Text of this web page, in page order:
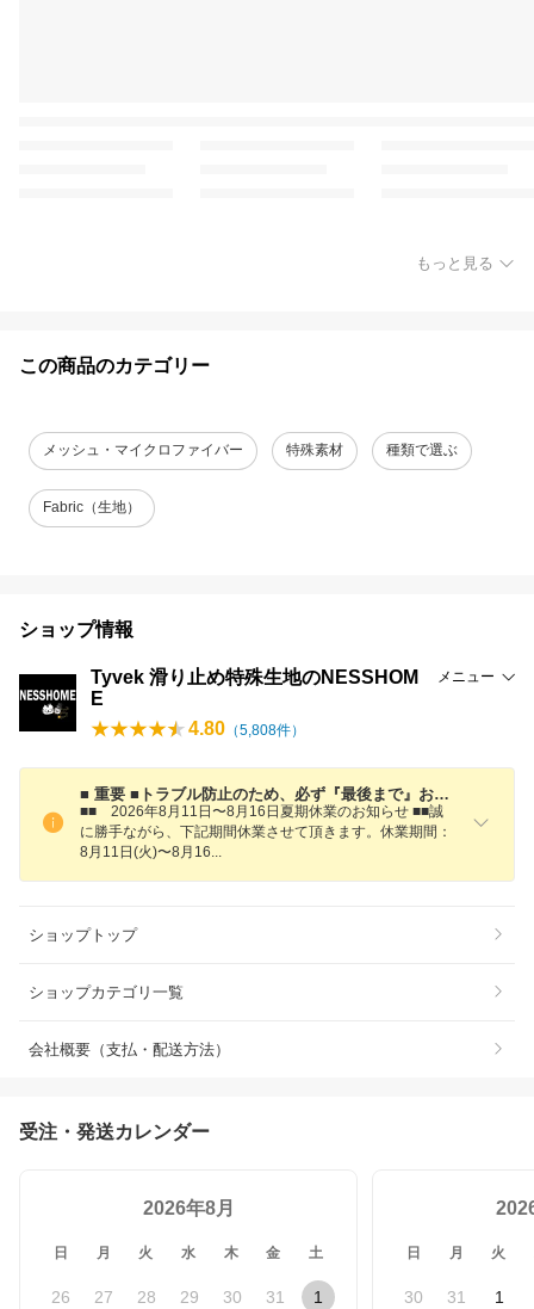
もっと見る
この商品のカテゴリー
メッシュ・マイクロファイバー 特殊素材 種類で選ぶ
Fabric（生地）
ショップ情報
Tyvek 滑り止め特殊生地のNESSHOM
E
メニュー
4.80 （5,808件）
■ 重要 ■トラブル防止のため、必ず『最後まで』お読みください。
■■ 2026年8月11日〜8月16日夏期休業のお知らせ ■■誠
に勝手ながら、下記期間休業させて頂きます。休業期間：
8月11日(火)〜8月1 6
ショップトップ
ショップカテゴリ一覧
会社概要（支払・配送方法）
受注・発送カレンダー
2026年8月
日 月 火 水 木 金 土
26 27 28 29 30 31 1
日 月 火
30 31 1